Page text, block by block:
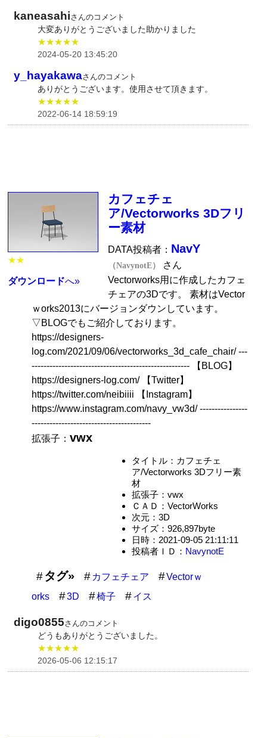
kaneasahiさんのコメント
大変ありがとうございました助かりました
★★★★★
2024-05-20 13:45:20
y_hayakawaさんのコメント
ありがとうございます。使用させて頂きます。
★★★★★
2022-06-14 18:59:19
★★
ダウンロードへ»
カフェチェ
ア/Vectorworks 3Dフリ
ー素材
DATA投稿者： NavY
（NavynotE）
さん
Vectorworks用に作成したカフェ
チェアの3Dです。 素材はVector
ｗorks2013にバージョンダウンしています。
▽BLOGでもご紹介しております。
https://designers-
log.com/2021/09/06/vectorworks_3d_cafe_chair/ ---
----------------------------------------------------- 【BLOG】
https://designers-log.com/ 【Twitter】
https://twitter.com/neibiiii 【Instagram】
https://www.instagram.com/navy_vw3d/ ----------------
----------------------------------------
拡張子：vwx
タイトル：カフェチェ
ア/Vectorworks 3Dフリー素
材
拡張子：vwx
ＣＡＤ：VectorWorks
次元：3D
サイズ：926,897byte
日時：2021-09-05 21:11:11
投稿者ＩＤ： NavynotE
タグ» カフェチェア
Vectorｗ
orks
3D 椅子 イス
digo0855さんのコメント
どうもありがとうございました。
★★★★★
2026-05-06 12:15:17